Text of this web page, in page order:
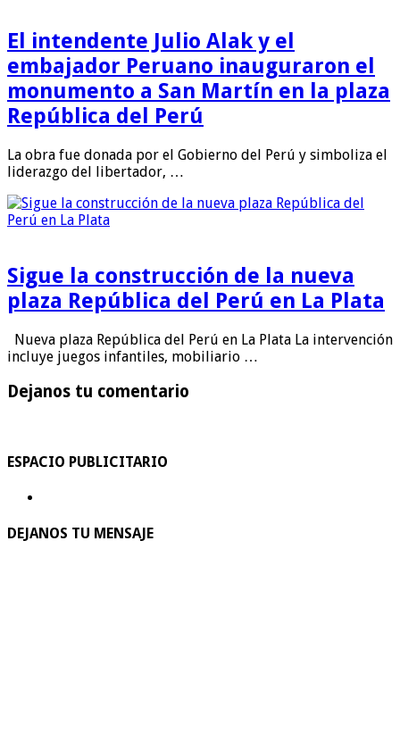
El intendente Julio Alak y el
embajador Peruano inauguraron el
monumento a San Martín en la plaza
República del Perú
La obra fue donada por el Gobierno del Perú y simboliza el
liderazgo del libertador, …
Sigue la construcción de la nueva
plaza República del Perú en La Plata
Nueva plaza República del Perú en La Plata La intervención
incluye juegos infantiles, mobiliario …
Dejanos tu comentario
ESPACIO PUBLICITARIO
DEJANOS TU MENSAJE